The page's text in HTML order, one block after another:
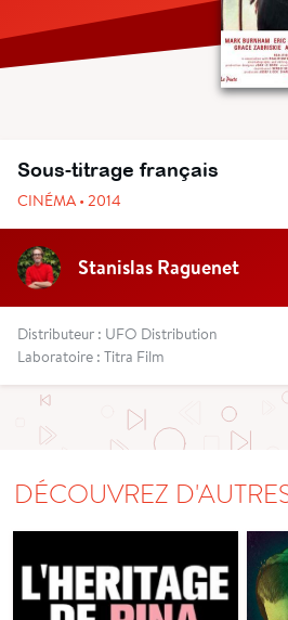
Sous-titrage français
CINÉMA • 2014
Stanislas Raguenet
Distributeur : UFO Distribution
Laboratoire : Titra Film
DÉCOUVREZ